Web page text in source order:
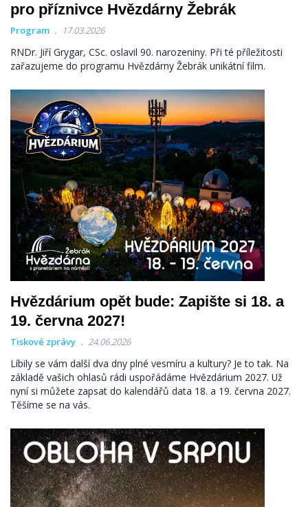
pro příznivce Hvězdárny Žebrák
Program 17.03.2026
RNDr. Jiří Grygar, CSc. oslavil 90. narozeniny. Při té příležitosti
zařazujeme do programu Hvězdárny Žebrák unikátní film.
Hvězdárium opět bude: Zapište si 18. a
19. června 2027!
Tiskové zprávy 24.06.2026
Líbily se vám další dva dny plné vesmíru a kultury? Je to tak. Na
základě vašich ohlasů rádi uspořádáme Hvězdárium 2027. Už
nyní si můžete zapsat do kalendářů data 18. a 19. června 2027.
Těšíme se na vás.